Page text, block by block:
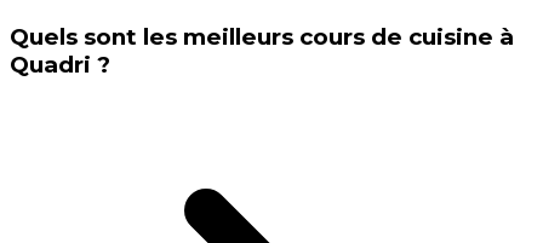
Quels sont les meilleurs cours de cuisine à
Quadri ?